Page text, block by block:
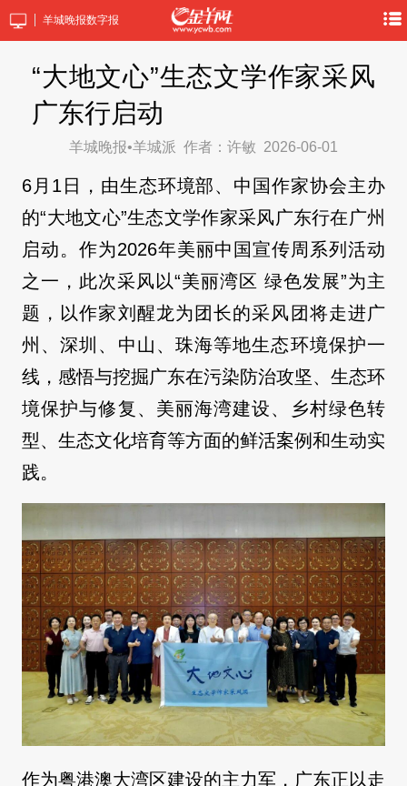
羊城晚报数字报
“大地文心”生态文学作家采风
广东行启动
羊城晚报•羊城派 作者：许敏 2026-06-01
6月1日，由生态环境部、中国作家协会主办
的“大地文心”生态文学作家采风广东行在广州
启动。作为2026年美丽中国宣传周系列活动
之一，此次采风以“美丽湾区 绿色发展”为主
题，以作家刘醒龙为团长的采风团将走进广
州、深圳、中山、珠海等地生态环境保护一
线，感悟与挖掘广东在污染防治攻坚、生态环
境保护与修复、美丽海湾建设、乡村绿色转
型、生态文化培育等方面的鲜活案例和生动实
践。
作为粤港澳大湾区建设的主力军，广东正以走